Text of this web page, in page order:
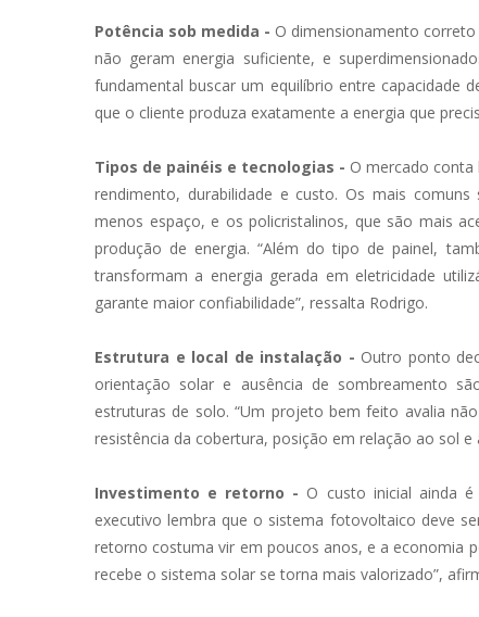
Potência sob medida - O dimensionamento
não geram energia suficiente, e
fundamental buscar um equilíbrio entre capacidade
que o cliente produza exatamente a energia que
Tipos de painéis e tecnologias - O mercado
rendimento, durabilidade e custo. Os mais
menos espaço, e os policristalinos, que são mais
produção de energia. “Além do tipo de painel,
transformam a energia gerada em eletricidade
garante maior confiabilidade”, ressalta Rodrigo.
Estrutura e local de instalação - Outro ponto
orientação solar e ausência de sombreamento
estruturas de solo. “Um projeto bem feito avalia
resistência da cobertura, posição em relação ao sol
Investimento e retorno - O custo inicial ainda
executivo lembra que o sistema fotovoltaico deve
retorno costuma vir em poucos anos, e a economia
recebe o sistema solar se torna mais valorizado”,